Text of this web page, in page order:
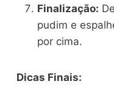
Finalização:
pudim e
por cima.
Dicas Finais: